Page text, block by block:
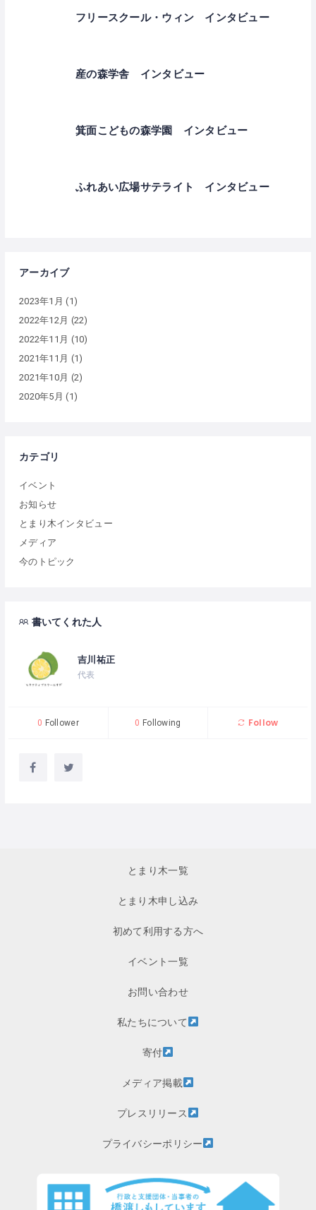
フリースクール・ウィン インタビュー
産の森学舎 インタビュー
箕面こどもの森学園 インタビュー
ふれあい広場サテライト インタビュー
アーカイブ
2023年1月 (1)
2022年12月 (22)
2022年11月 (10)
2021年11月 (1)
2021年10月 (2)
2020年5月 (1)
カテゴリ
イベント
お知らせ
とまり木インタビュー
メディア
今のトピック
書いてくれた人
吉川祐正
代表
0 Follower 0 Following Follow
とまり木一覧
とまり木申し込み
初めて利用する方へ
イベント一覧
お問い合わせ
私たちについて
寄付
メディア掲載
プレスリリース
プライバシーポリシー